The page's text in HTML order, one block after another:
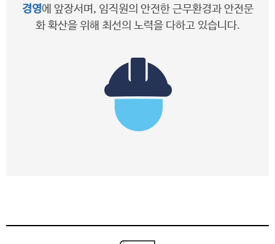
경영에 앞장서며, 임직원의 안전한 근무환경과 안전문
화 확산을 위해 최선의 노력을 다하고 있습니다.